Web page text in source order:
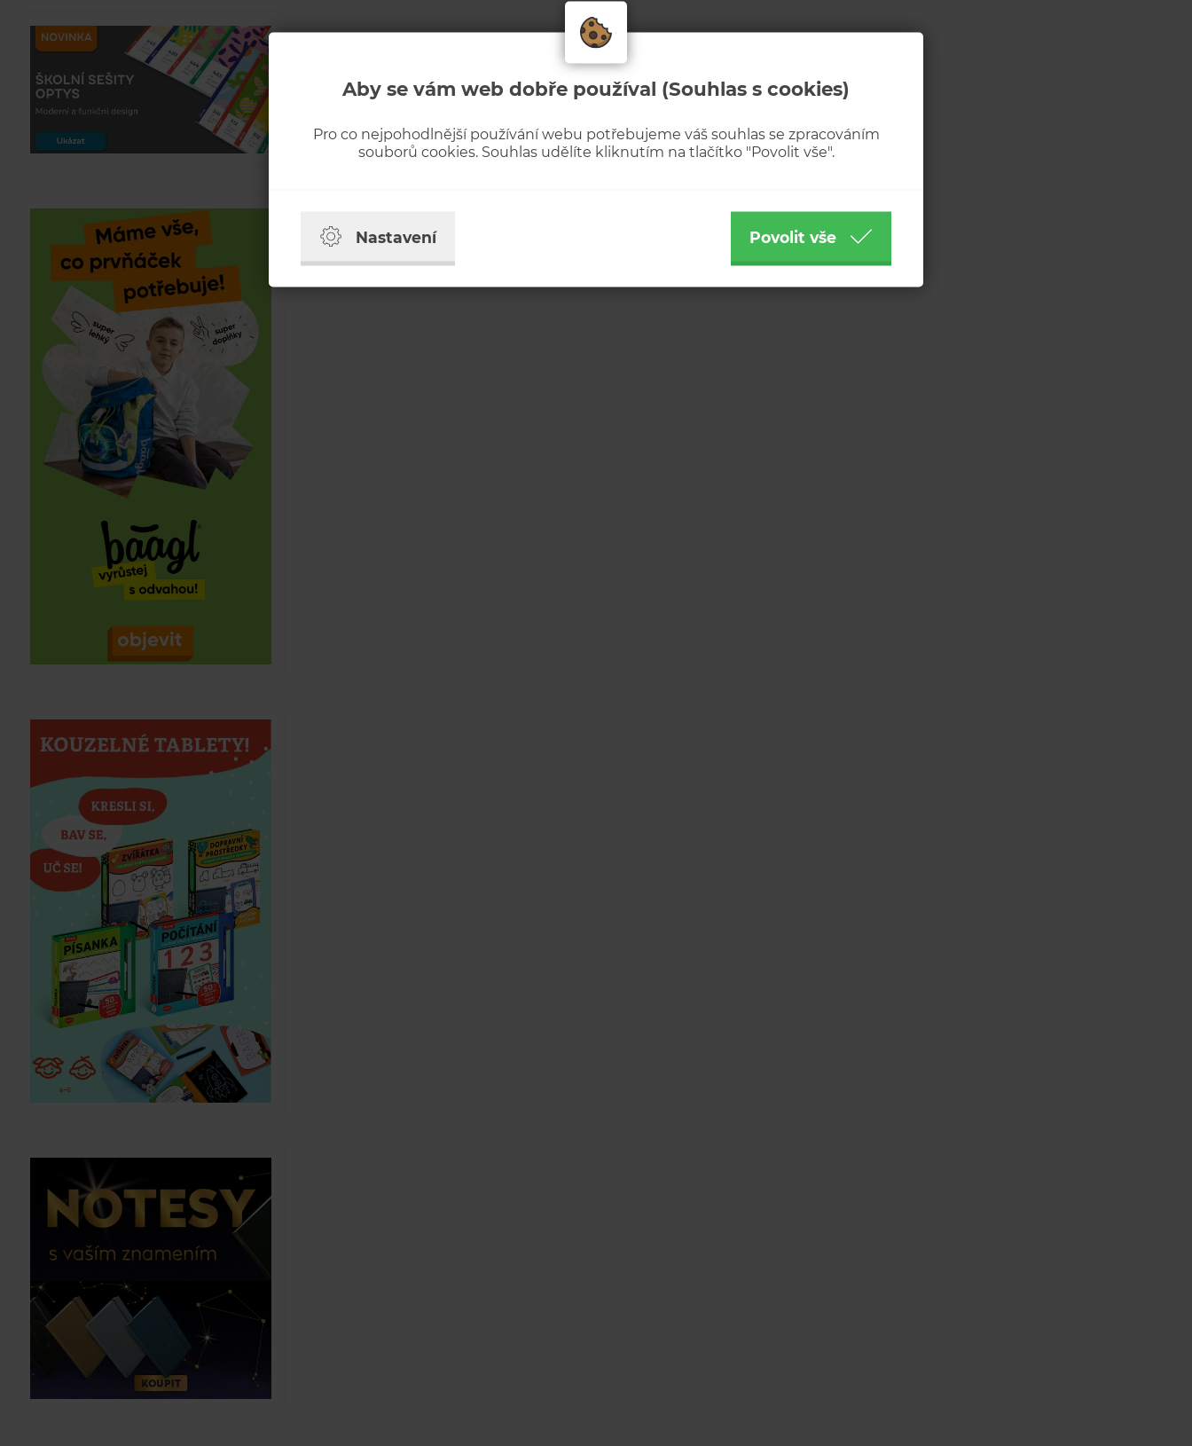
Aby se vám web dobře používal (Souhlas s cookies)
Pro co nejpohodlnější používání webu potřebujeme váš souhlas se zpracováním
souborů cookies. Souhlas udělíte kliknutím na tlačítko "Povolit vše".
Nastavení Povolit vše